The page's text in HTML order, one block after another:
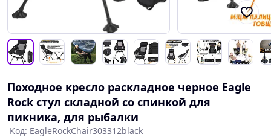
Походное кресло раскладное черное Eagle
Rock стул складной со спинкой для
пикника, для рыбалки
Код: EagleRockChair303312black